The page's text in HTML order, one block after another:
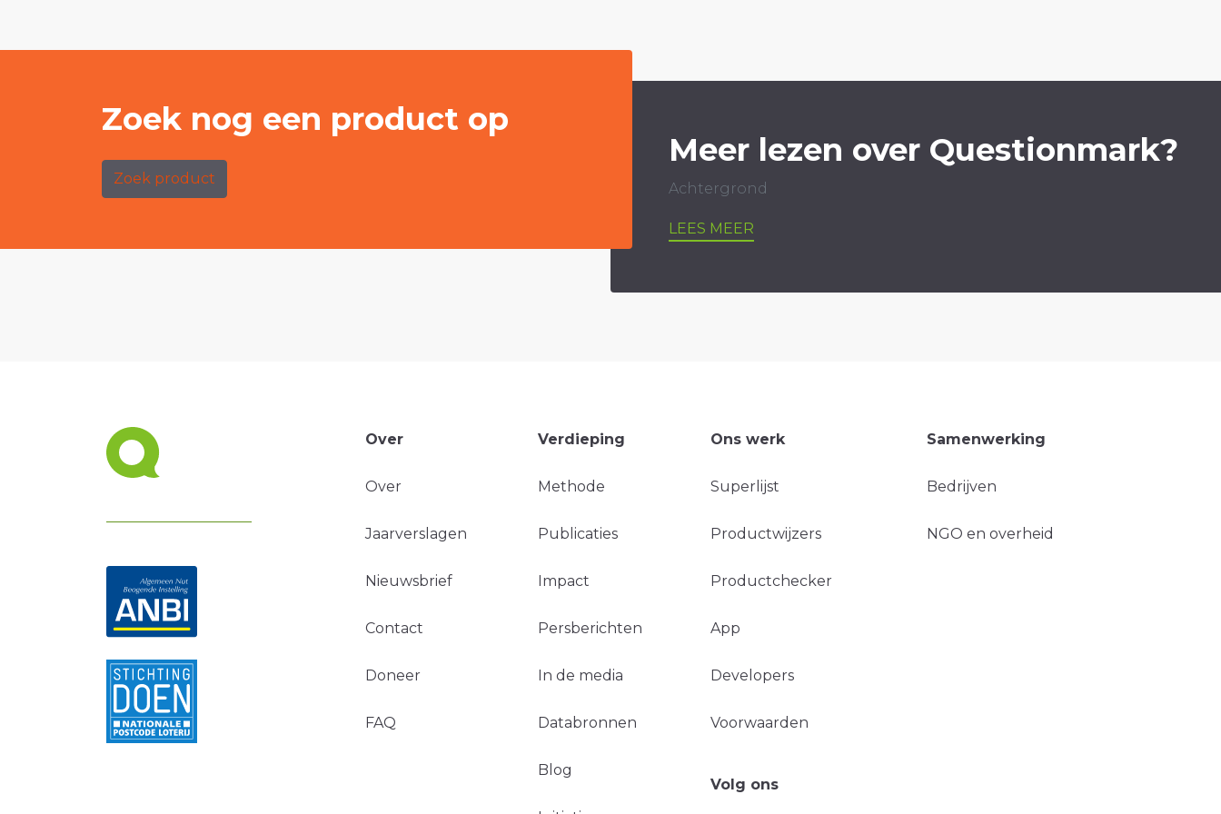
Zoek nog een product op
Zoek product
Meer lezen over Questionmark?
Achtergrond
LEES MEER
Over
Over
Jaarverslagen
Nieuwsbrief
Contact
Doneer
FAQ
Verdieping
Methode
Publicaties
Impact
Persberichten
In de media
Databronnen
Blog
Ons werk
Superlijst
Productwijzers
Productchecker
App
Developers
Voorwaarden
Samenwerking
Bedrijven
NGO en overheid
Volg ons